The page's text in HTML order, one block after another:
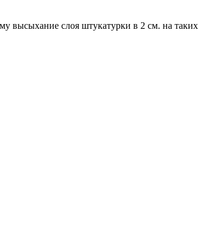
высыхание слоя штукатурки в 2 см. на таких